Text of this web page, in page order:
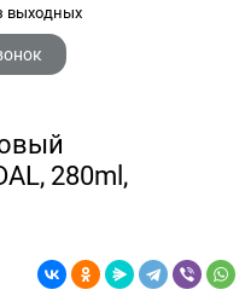
выходных
280ml,